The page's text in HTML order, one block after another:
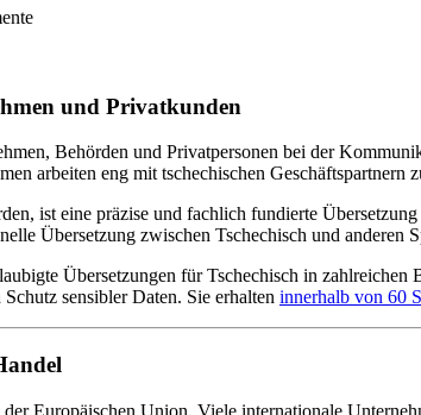
und Privatkunden
Behörden und Privatpersonen bei der
arbeiten eng mit tschechischen Geschäftspartnern
ist eine präzise und fachlich fundierte
Übersetzung zwischen Tschechisch und anderen
Übersetzungen für Tschechisch in
sensibler Daten. Sie erhalten innerhalb von 60
Europäischen Union. Viele internationale